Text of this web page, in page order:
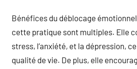
Bénéfices du déblocage
cette pratique sont multiples. Elle
stress, l’anxiété, et la dépression,
qualité de vie. De plus, elle